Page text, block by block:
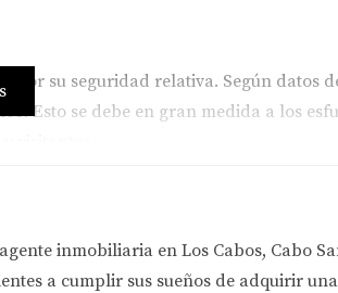
por su seguridad relativa. Según datos
Esto se debe en gran medida a los
calidad de vida en un entorno
esta región un lugar ideal para residir.
inmobiliaria en Los Cabos, Cabo
a cumplir sus sueños de adquirir